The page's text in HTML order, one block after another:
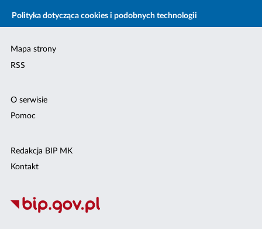
Polityka dotycząca cookies i podobnych technologii
Mapa strony
RSS
O serwisie
Pomoc
Redakcja BIP MK
Kontakt